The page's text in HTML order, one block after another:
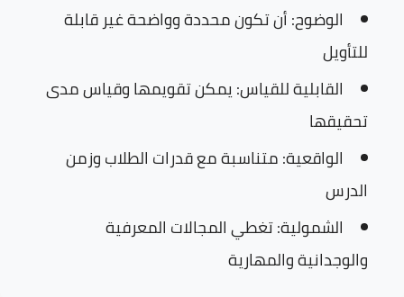
الوضوح:أن تكون محددة وواضحة غير قابلة
للتأويل
القابلية للقياس:يمكن تقويمها وقياس مدى
تحقيقها
الواقعية:متناسبة مع قدرات الطلاب وزمن
الدرس
الشمولية:تغطي المجالات المعرفية
والوجدانية والمهارية